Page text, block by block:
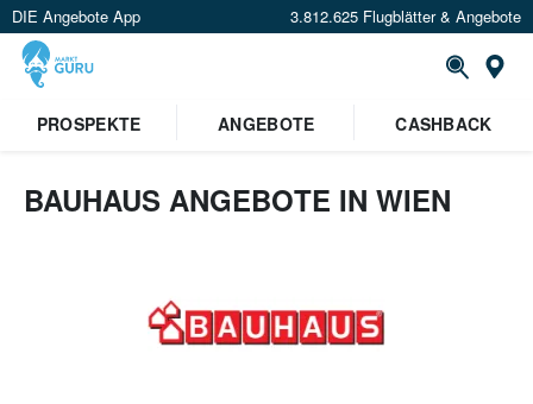
DIE Angebote App 3.812.625 Flugblätter & Angebote
PROSPEKTE
ANGEBOTE CASHBACK
BAUHAUS ANGEBOTE IN WIEN